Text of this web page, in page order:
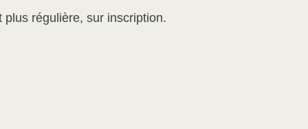
plus régulière, sur inscription.